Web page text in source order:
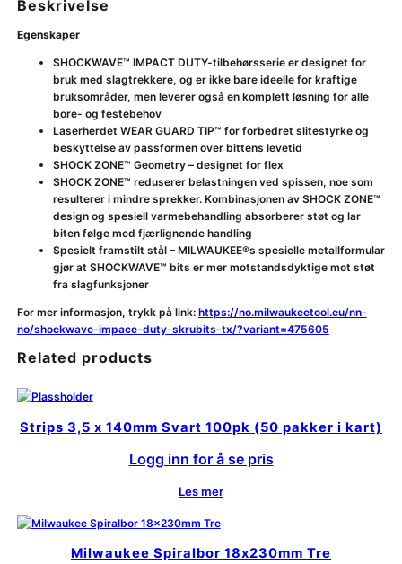
Beskrivelse
Egenskaper
SHOCKWAVE™ IMPACT DUTY-tilbehørsserie er designet for
bruk med slagtrekkere, og er ikke bare ideelle for kraftige
bruksområder, men leverer også en komplett løsning for alle
bore- og festebehov
Laserherdet WEAR GUARD TIP™ for forbedret slitestyrke og
beskyttelse av passformen over bittens levetid
SHOCK ZONE™ Geometry – designet for flex
SHOCK ZONE™ reduserer belastningen ved spissen, noe som
resulterer i mindre sprekker. Kombinasjonen av SHOCK ZONE™
design og spesiell varmebehandling absorberer støt og lar
biten følge med fjærlignende handling
Spesielt framstilt stål – MILWAUKEE®s spesielle metallformular
gjør at SHOCKWAVE™ bits er mer motstandsdyktige mot støt
fra slagfunksjoner
For mer informasjon, trykk på link: https://no.milwaukeetool.eu/nn-
no/shockwave-impace-duty-skrubits-tx/?variant=475605
Related products
Strips 3,5 x 140mm Svart 100pk (50 pakker i kart)
Logg inn for å se pris
Les mer
Milwaukee Spiralbor 18x230mm Tre